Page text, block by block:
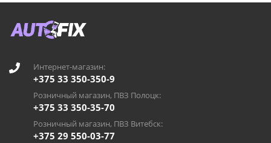
Интернет-магазин:
+375 33 350-350-9
Розничный магазин, ПВЗ Полоцк:
+375 33 350-35-70
Розничный магазин, ПВЗ Витебск:
+375 29 550-03-77